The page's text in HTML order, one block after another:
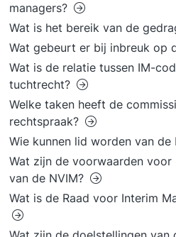
managers?
Wat is het bereik van de
Wat gebeurt er bij inbreuk op
Wat is de relatie tussen IM-
tuchtrecht?
Welke taken heeft de
rechtspraak?
Wie kunnen lid worden van de
Wat zijn de voorwaarden voor
van de NVIM?
Wat is de Raad voor Interim